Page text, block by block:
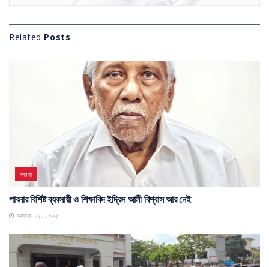
Related Posts
পাবনা
পাবনার বিশিষ্ট ব্যবসায়ী ও শিক্ষাবিদ ইদ্রিস আলী বিশ্বাস আর নেই
অক্টোবর ২৫, ২০২৫